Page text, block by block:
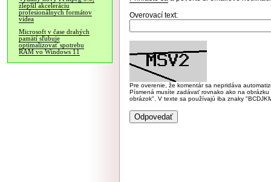
zlepšil akceleráciu
profesionálnych formátov
videa
Microsoft v čase drahých
pamätí sľubuje
optimalizovať spotrebu
RAM vo Windows 11
Overovací text:
Pre overenie, že komentár sa nepridáva
Písmená musíte zadávať rovnako ako na
obrázok". V texte sa používajú iba znaky